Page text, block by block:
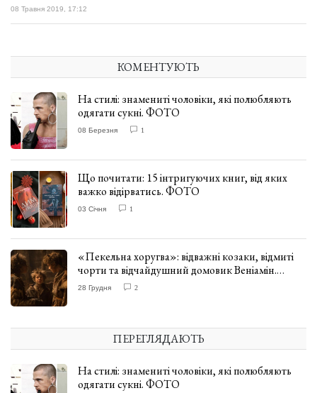
08 Травня 2019, 17:12
КОМЕНТУЮТЬ
На стилі: знамениті чоловіки, які полюбляють
одягати сукні. ФОТО
08 Березня 1
Що почитати: 15 інтригуючих книг, від яких
важко відірватись. ФОТО
03 Січня 1
«Пекельна хоругва»: відважні козаки, відмиті
чорти та відчайдушний домовик Веніамін.
ВІДГУК
28 Грудня 2
ПЕРЕГЛЯДАЮТЬ
На стилі: знамениті чоловіки, які полюбляють
одягати сукні. ФОТО